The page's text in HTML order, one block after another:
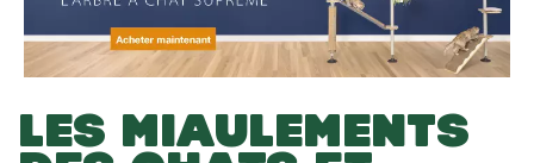
LES MIAULEMENTS